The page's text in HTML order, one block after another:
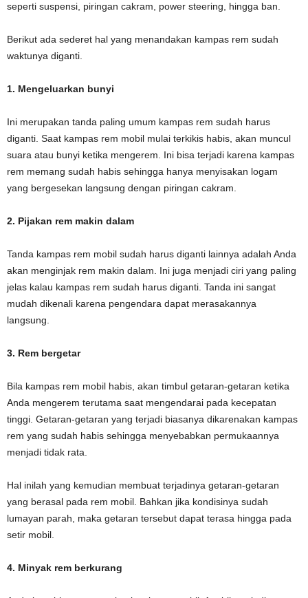
seperti suspensi, piringan cakram, power steering, hingga ban.
Berikut ada sederet hal yang menandakan kampas rem sudah
waktunya diganti.
1. Mengeluarkan bunyi
Ini merupakan tanda paling umum kampas rem sudah harus
diganti. Saat kampas rem mobil mulai terkikis habis, akan muncul
suara atau bunyi ketika mengerem. Ini bisa terjadi karena kampas
rem memang sudah habis sehingga hanya menyisakan logam
yang bergesekan langsung dengan piringan cakram.
2. Pijakan rem makin dalam
Tanda kampas rem mobil sudah harus diganti lainnya adalah Anda
akan menginjak rem makin dalam. Ini juga menjadi ciri yang paling
jelas kalau kampas rem sudah harus diganti. Tanda ini sangat
mudah dikenali karena pengendara dapat merasakannya
langsung.
3. Rem bergetar
Bila kampas rem mobil habis, akan timbul getaran-getaran ketika
Anda mengerem terutama saat mengendarai pada kecepatan
tinggi. Getaran-getaran yang terjadi biasanya dikarenakan kampas
rem yang sudah habis sehingga menyebabkan permukaannya
menjadi tidak rata.
Hal inilah yang kemudian membuat terjadinya getaran-getaran
yang berasal pada rem mobil. Bahkan jika kondisinya sudah
lumayan parah, maka getaran tersebut dapat terasa hingga pada
setir mobil.
4. Minyak rem berkurang